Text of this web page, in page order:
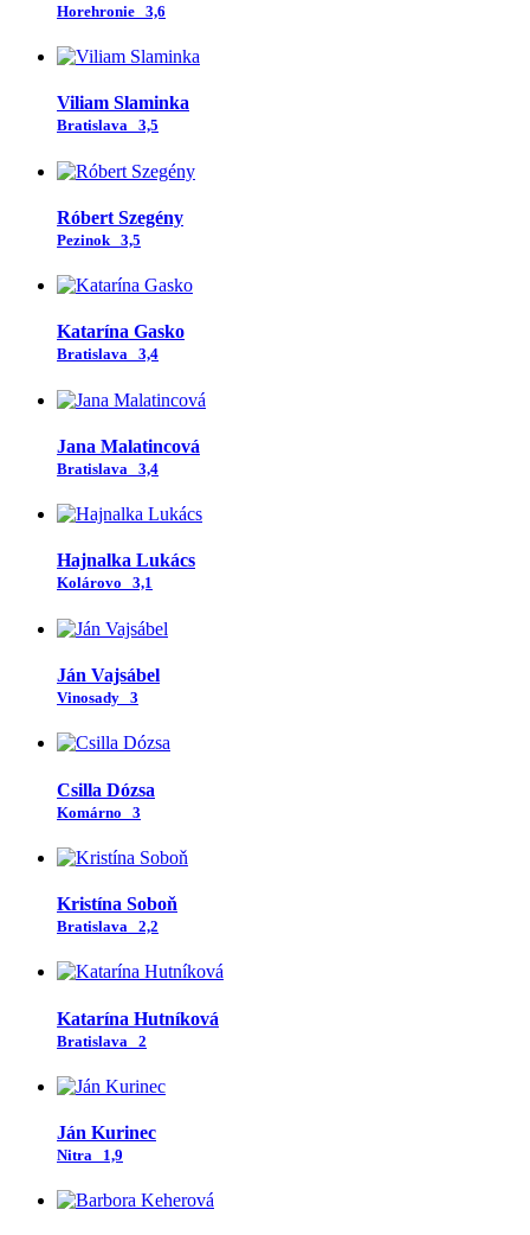
Horehronie 3,6
Viliam Slaminka
Bratislava 3,5
Róbert Szegény
Pezinok 3,5
Katarína Gasko
Bratislava 3,4
Jana Malatincová
Bratislava 3,4
Hajnalka Lukács
Kolárovo 3,1
Ján Vajsábel
Vinosady 3
Csilla Dózsa
Komárno 3
Kristína Soboň
Bratislava 2,2
Katarína Hutníková
Bratislava 2
Ján Kurinec
Nitra 1,9